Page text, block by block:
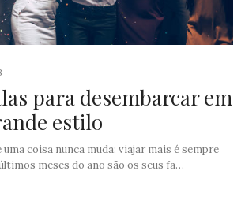
para desembarcar em
estilo
uma coisa nunca muda: viajar mais é sempre
meses do ano são os seus fa…